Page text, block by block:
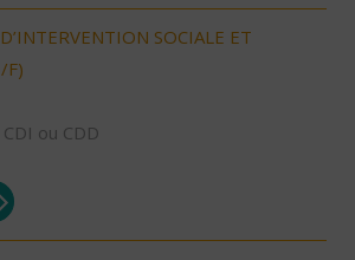
SOCIALE ET
F)
ou CDD